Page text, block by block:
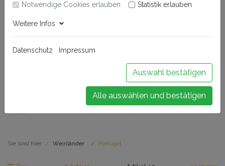
Buchen Sie Ihr Weinseminar!
Sie sind hier: Weinländer Portugal
Notwendige Cookies erlauben Statistik erlauben
Weitere Infos
Datenschutz Impressum
Auswahl bestätigen
Alle auswählen und bestätigen